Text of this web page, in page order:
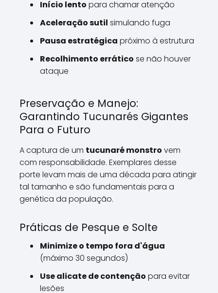
Início lento para chamar atenção
Aceleração sutil simulando fuga
Pausa estratégica próximo à estrutura
Recolhimento errático se não houver
ataque
Preservação e Manejo:
Garantindo Tucunarés Gigantes
Para o Futuro
A captura de um tucunaré monstro vem
com responsabilidade. Exemplares desse
porte levam mais de uma década para atingir
tal tamanho e são fundamentais para a
genética da população.
Práticas de Pesque e Solte
Minimize o tempo fora d'água
(máximo 30 segundos)
Use alicate de contenção para evitar
lesões